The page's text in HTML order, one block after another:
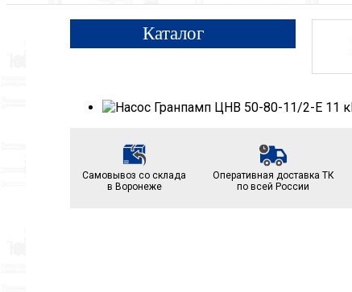
Каталог
Самовывоз со склада
в Воронеже
Оперативная доставка ТК
по всей России